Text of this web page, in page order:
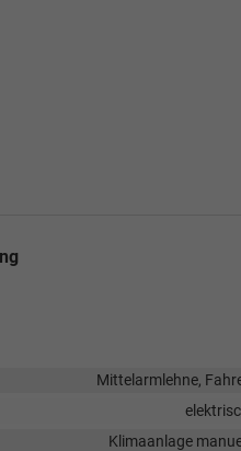
Mittelarmlehne,
Klimaanlage